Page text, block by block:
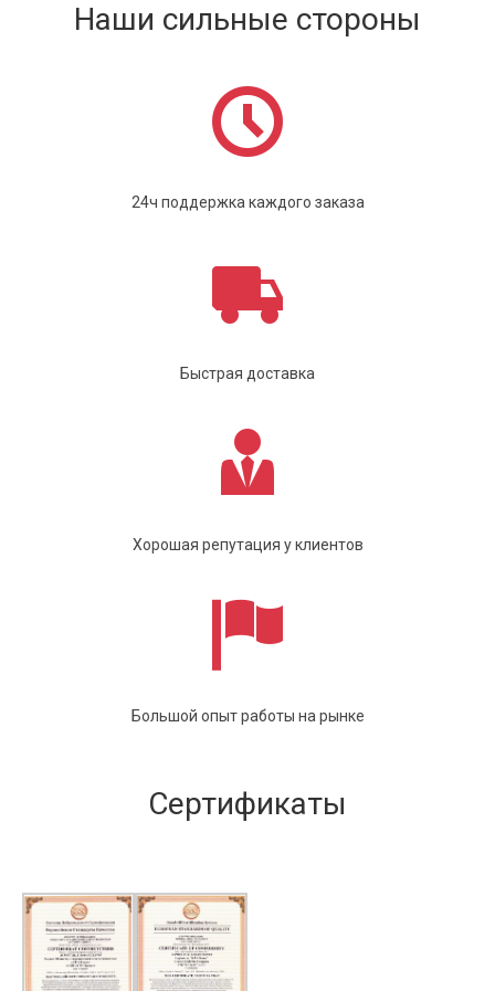
Наши сильные стороны
24ч поддержка каждого заказа
Быстрая доставка
Хорошая репутация у клиентов
Большой опыт работы на рынке
Сертификаты